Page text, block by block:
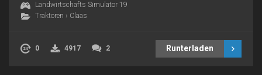
Landwirtschafts Simulator 19
Traktoren › Claas
0 4917 2 Runterladen